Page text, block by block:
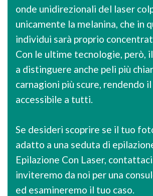
onde unidirezionali del laser
unicamente la melanina, che in
individui sarà proprio
Con le ultime tecnologie, però,
a distinguere anche peli più
carnagioni più scure, rendendo
accessibile a tutti.
Se desideri scoprire se il tuo
adatto a una seduta di
Epilazione Con Laser,
inviteremo da noi per una
ed esamineremo il tuo caso.